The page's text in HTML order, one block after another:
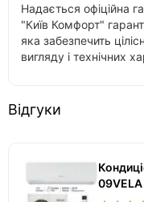
Надається офіційна
"Київ Комфорт"
яка забезпечить
вигляду і технічних
Відгуки
09VELA